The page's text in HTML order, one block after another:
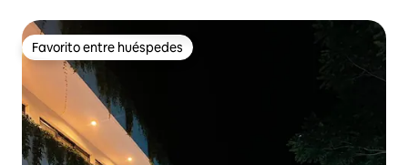
Favorito entre huéspedes
Favorito entre huéspedes